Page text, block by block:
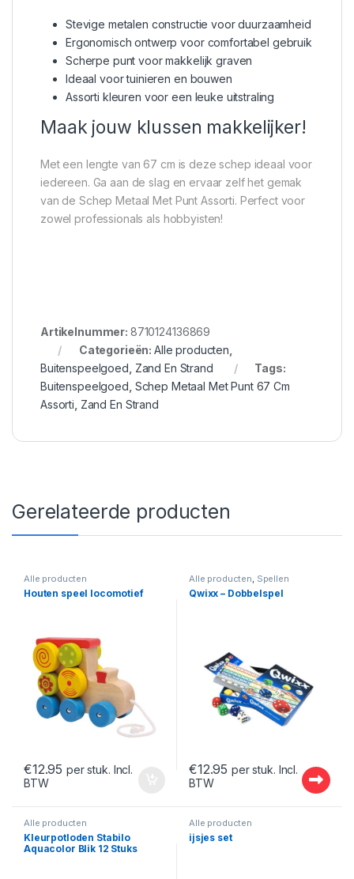
Stevige metalen constructie voor duurzaamheid
Ergonomisch ontwerp voor comfortabel gebruik
Scherpe punt voor makkelijk graven
Ideaal voor tuinieren en bouwen
Assorti kleuren voor een leuke uitstraling
Maak jouw klussen makkelijker!
Met een lengte van 67 cm is deze schep ideaal voor
iedereen. Ga aan de slag en ervaar zelf het gemak
van de Schep Metaal Met Punt Assorti. Perfect voor
zowel professionals als hobbyisten!
Artikelnummer: 8710124136869
Categorieën:Alle producten
Buitenspeelgoed Zand En Strand
Tags:
Buitenspeelgoed Schep Metaal Met Punt 67 Cm
Assorti Zand En Strand
Gerelateerde producten
Alle producten
Houten speel locomotief
€12.95 per stuk. Incl.
BTW
Alle producten, Spellen
Qwixx – Dobbelspel
€12.95 per stuk. Incl.
BTW
Alle producten
Kleurpotloden Stabilo
Aquacolor Blik 12 Stuks
Alle producten
ijsjes set